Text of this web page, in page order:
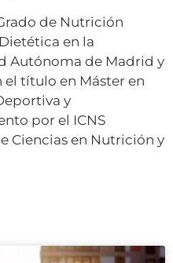
de Nutrición
en la
Autónoma de Madrid y
el título en Máster en
y
por el ICNS
Ciencias en Nutrición y